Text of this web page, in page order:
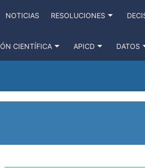
NOTICIAS RESOLUCIONES
CIENTÍFICA APICD DATOS